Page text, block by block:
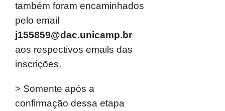
também foram encaminhados
pelo email
j155859@dac.unicamp.br
aos respectivos emails das
inscrições.
> Somente após a
confirmação dessa etapa